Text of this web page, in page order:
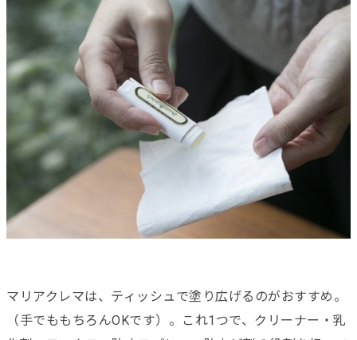
マリアクレマは、ティッシュで塗り広げるのがおすすめ。
（手でももちろんOKです）。これ1つで、クリーナー・乳